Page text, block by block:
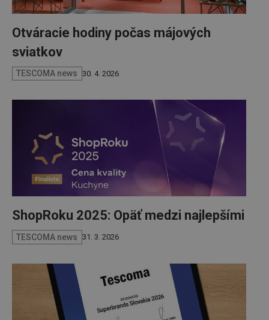
Otváracie hodiny počas májových
sviatkov
TESCOMA news 30. 4. 2026
ShopRoku 2025: Opäť medzi najlepšími
TESCOMA news 31. 3. 2026